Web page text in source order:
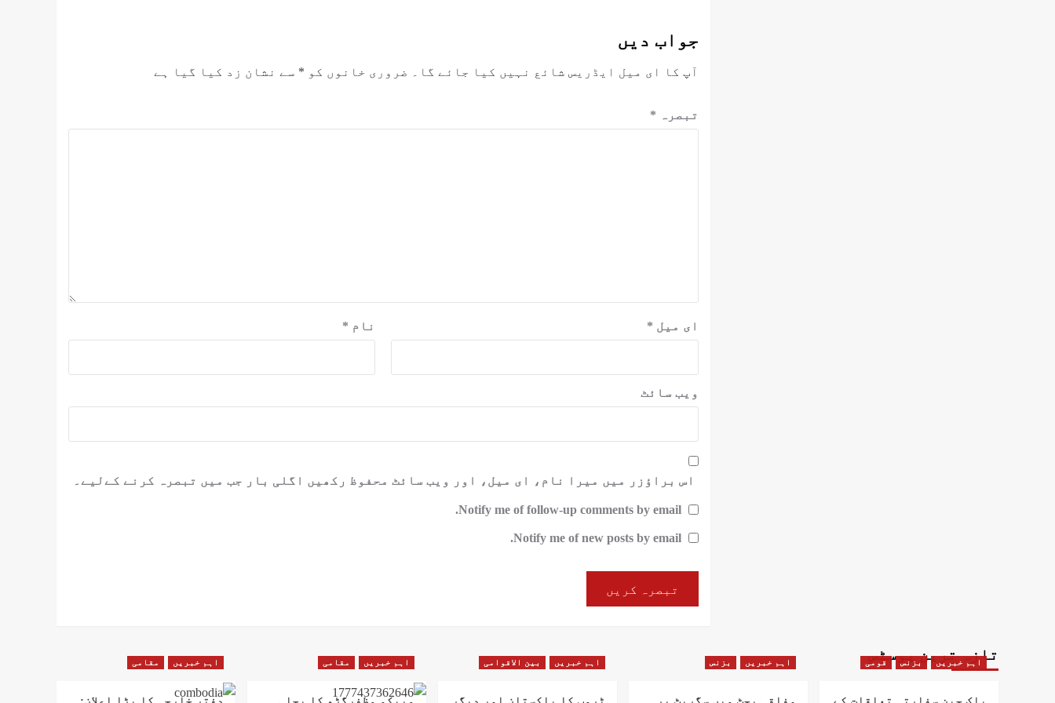
جواب دیں
آپ کا ای میل ایڈریس شائع نہیں کیا جائے گا۔ ضروری خانوں کو * سے نشان زد کیا گیا ہے
تبصرہ *
نام * ای میل *
ویب‌ سائٹ
اس براؤزر میں میرا نام، ای میل، اور ویب سائٹ محفوظ رکھیں اگلی بار جب میں تبصرہ کرنے کےلیے۔
Notify me of follow-up comments by email.
Notify me of new posts by email.
تازہ ترین پوسٹس
اہم خبریں بزنس قومی اہم خبریں بزنس اہم خبریں بین الاقوامی اہم خبریں مقامی اہم خبریں مقامی